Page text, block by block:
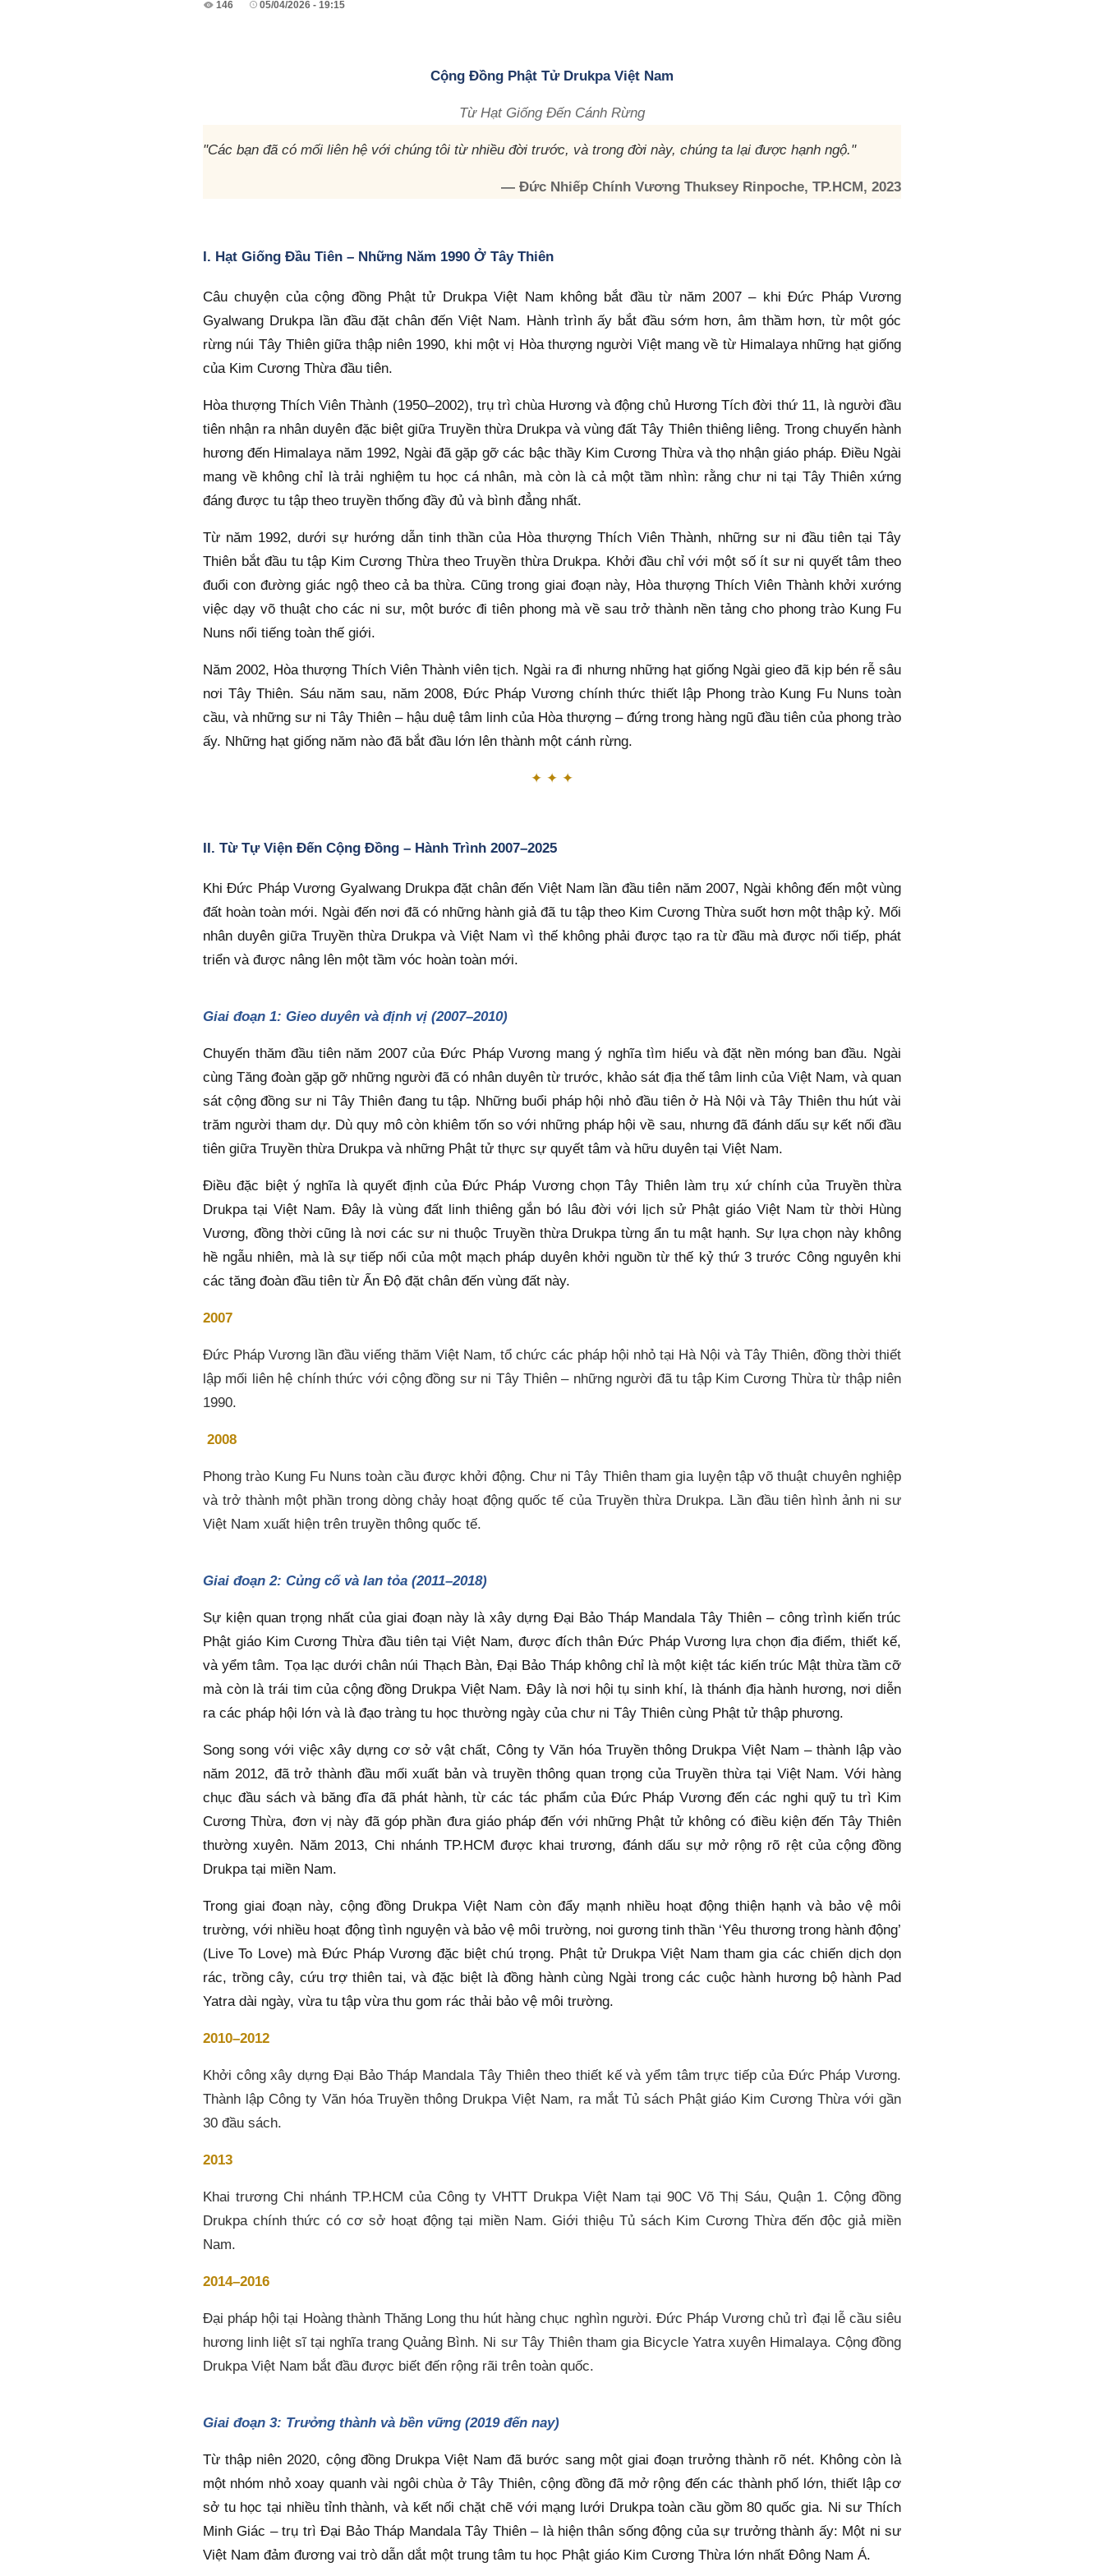
146 05/04/2026 - 19:15
Cộng Đồng Phật Tử Drukpa Việt Nam
Từ Hạt Giống Đến Cánh Rừng
"Các bạn đã có mối liên hệ với chúng tôi từ nhiều đời trước, và trong đời này, chúng ta lại được hạnh ngộ."
— Đức Nhiếp Chính Vương Thuksey Rinpoche, TP.HCM, 2023
I. Hạt Giống Đầu Tiên – Những Năm 1990 Ở Tây Thiên
Câu chuyện của cộng đồng Phật tử Drukpa Việt Nam không bắt đầu từ năm 2007 – khi Đức Pháp Vương
Gyalwang Drukpa lần đầu đặt chân đến Việt Nam. Hành trình ấy bắt đầu sớm hơn, âm thầm hơn, từ một góc
rừng núi Tây Thiên giữa thập niên 1990, khi một vị Hòa thượng người Việt mang về từ Himalaya những hạt giống
của Kim Cương Thừa đầu tiên.
Hòa thượng Thích Viên Thành (1950–2002), trụ trì chùa Hương và động chủ Hương Tích đời thứ 11, là người đầu
tiên nhận ra nhân duyên đặc biệt giữa Truyền thừa Drukpa và vùng đất Tây Thiên thiêng liêng. Trong chuyến hành
hương đến Himalaya năm 1992, Ngài đã gặp gỡ các bậc thầy Kim Cương Thừa và thọ nhận giáo pháp. Điều Ngài
mang về không chỉ là trải nghiệm tu học cá nhân, mà còn là cả một tầm nhìn: rằng chư ni tại Tây Thiên xứng
đáng được tu tập theo truyền thống đầy đủ và bình đẳng nhất.
Từ năm 1992, dưới sự hướng dẫn tinh thần của Hòa thượng Thích Viên Thành, những sư ni đầu tiên tại Tây
Thiên bắt đầu tu tập Kim Cương Thừa theo Truyền thừa Drukpa. Khởi đầu chỉ với một số ít sư ni quyết tâm theo
đuổi con đường giác ngộ theo cả ba thừa. Cũng trong giai đoạn này, Hòa thượng Thích Viên Thành khởi xướng
việc dạy võ thuật cho các ni sư, một bước đi tiên phong mà về sau trở thành nền tảng cho phong trào Kung Fu
Nuns nổi tiếng toàn thế giới.
Năm 2002, Hòa thượng Thích Viên Thành viên tịch. Ngài ra đi nhưng những hạt giống Ngài gieo đã kịp bén rễ sâu
nơi Tây Thiên. Sáu năm sau, năm 2008, Đức Pháp Vương chính thức thiết lập Phong trào Kung Fu Nuns toàn
cầu, và những sư ni Tây Thiên – hậu duệ tâm linh của Hòa thượng – đứng trong hàng ngũ đầu tiên của phong trào
ấy. Những hạt giống năm nào đã bắt đầu lớn lên thành một cánh rừng.
✦ ✦ ✦
II. Từ Tự Viện Đến Cộng Đồng – Hành Trình 2007–2025
Khi Đức Pháp Vương Gyalwang Drukpa đặt chân đến Việt Nam lần đầu tiên năm 2007, Ngài không đến một vùng
đất hoàn toàn mới. Ngài đến nơi đã có những hành giả đã tu tập theo Kim Cương Thừa suốt hơn một thập kỷ. Mối
nhân duyên giữa Truyền thừa Drukpa và Việt Nam vì thế không phải được tạo ra từ đầu mà được nối tiếp, phát
triển và được nâng lên một tầm vóc hoàn toàn mới.
Giai đoạn 1: Gieo duyên và định vị (2007–2010)
Chuyến thăm đầu tiên năm 2007 của Đức Pháp Vương mang ý nghĩa tìm hiểu và đặt nền móng ban đầu. Ngài
cùng Tăng đoàn gặp gỡ những người đã có nhân duyên từ trước, khảo sát địa thế tâm linh của Việt Nam, và quan
sát cộng đồng sư ni Tây Thiên đang tu tập. Những buổi pháp hội nhỏ đầu tiên ở Hà Nội và Tây Thiên thu hút vài
trăm người tham dự. Dù quy mô còn khiêm tốn so với những pháp hội về sau, nhưng đã đánh dấu sự kết nối đầu
tiên giữa Truyền thừa Drukpa và những Phật tử thực sự quyết tâm và hữu duyên tại Việt Nam.
Điều đặc biệt ý nghĩa là quyết định của Đức Pháp Vương chọn Tây Thiên làm trụ xứ chính của Truyền thừa
Drukpa tại Việt Nam. Đây là vùng đất linh thiêng gắn bó lâu đời với lịch sử Phật giáo Việt Nam từ thời Hùng
Vương, đồng thời cũng là nơi các sư ni thuộc Truyền thừa Drukpa từng ẩn tu mật hạnh. Sự lựa chọn này không
hề ngẫu nhiên, mà là sự tiếp nối của một mạch pháp duyên khởi nguồn từ thế kỷ thứ 3 trước Công nguyên khi
các tăng đoàn đầu tiên từ Ấn Độ đặt chân đến vùng đất này.
2007
Đức Pháp Vương lần đầu viếng thăm Việt Nam, tổ chức các pháp hội nhỏ tại Hà Nội và Tây Thiên, đồng thời thiết
lập mối liên hệ chính thức với cộng đồng sư ni Tây Thiên – những người đã tu tập Kim Cương Thừa từ thập niên
1990.
2008
Phong trào Kung Fu Nuns toàn cầu được khởi động. Chư ni Tây Thiên tham gia luyện tập võ thuật chuyên nghiệp
và trở thành một phần trong dòng chảy hoạt động quốc tế của Truyền thừa Drukpa. Lần đầu tiên hình ảnh ni sư
Việt Nam xuất hiện trên truyền thông quốc tế.
Giai đoạn 2: Củng cố và lan tỏa (2011–2018)
Sự kiện quan trọng nhất của giai đoạn này là xây dựng Đại Bảo Tháp Mandala Tây Thiên – công trình kiến trúc
Phật giáo Kim Cương Thừa đầu tiên tại Việt Nam, được đích thân Đức Pháp Vương lựa chọn địa điểm, thiết kế,
và yểm tâm. Tọa lạc dưới chân núi Thạch Bàn, Đại Bảo Tháp không chỉ là một kiệt tác kiến trúc Mật thừa tầm cỡ
mà còn là trái tim của cộng đồng Drukpa Việt Nam. Đây là nơi hội tụ sinh khí, là thánh địa hành hương, nơi diễn
ra các pháp hội lớn và là đạo tràng tu học thường ngày của chư ni Tây Thiên cùng Phật tử thập phương.
Song song với việc xây dựng cơ sở vật chất, Công ty Văn hóa Truyền thông Drukpa Việt Nam – thành lập vào
năm 2012, đã trở thành đầu mối xuất bản và truyền thông quan trọng của Truyền thừa tại Việt Nam. Với hàng
chục đầu sách và băng đĩa đã phát hành, từ các tác phẩm của Đức Pháp Vương đến các nghi quỹ tu trì Kim
Cương Thừa, đơn vị này đã góp phần đưa giáo pháp đến với những Phật tử không có điều kiện đến Tây Thiên
thường xuyên. Năm 2013, Chi nhánh TP.HCM được khai trương, đánh dấu sự mở rộng rõ rệt của cộng đồng
Drukpa tại miền Nam.
Trong giai đoạn này, cộng đồng Drukpa Việt Nam còn đẩy mạnh nhiều hoạt động thiện hạnh và bảo vệ môi
trường, với nhiều hoạt động tình nguyện và bảo vệ môi trường, noi gương tinh thần ‘Yêu thương trong hành động’
(Live To Love) mà Đức Pháp Vương đặc biệt chú trọng. Phật tử Drukpa Việt Nam tham gia các chiến dịch dọn
rác, trồng cây, cứu trợ thiên tai, và đặc biệt là đồng hành cùng Ngài trong các cuộc hành hương bộ hành Pad
Yatra dài ngày, vừa tu tập vừa thu gom rác thải bảo vệ môi trường.
2010–2012
Khởi công xây dựng Đại Bảo Tháp Mandala Tây Thiên theo thiết kế và yểm tâm trực tiếp của Đức Pháp Vương.
Thành lập Công ty Văn hóa Truyền thông Drukpa Việt Nam, ra mắt Tủ sách Phật giáo Kim Cương Thừa với gần
30 đầu sách.
2013
Khai trương Chi nhánh TP.HCM của Công ty VHTT Drukpa Việt Nam tại 90C Võ Thị Sáu, Quận 1. Cộng đồng
Drukpa chính thức có cơ sở hoạt động tại miền Nam. Giới thiệu Tủ sách Kim Cương Thừa đến độc giả miền
Nam.
2014–2016
Đại pháp hội tại Hoàng thành Thăng Long thu hút hàng chục nghìn người. Đức Pháp Vương chủ trì đại lễ cầu siêu
hương linh liệt sĩ tại nghĩa trang Quảng Bình. Ni sư Tây Thiên tham gia Bicycle Yatra xuyên Himalaya. Cộng đồng
Drukpa Việt Nam bắt đầu được biết đến rộng rãi trên toàn quốc.
Giai đoạn 3: Trưởng thành và bền vững (2019 đến nay)
Từ thập niên 2020, cộng đồng Drukpa Việt Nam đã bước sang một giai đoạn trưởng thành rõ nét. Không còn là
một nhóm nhỏ xoay quanh vài ngôi chùa ở Tây Thiên, cộng đồng đã mở rộng đến các thành phố lớn, thiết lập cơ
sở tu học tại nhiều tỉnh thành, và kết nối chặt chẽ với mạng lưới Drukpa toàn cầu gồm 80 quốc gia. Ni sư Thích
Minh Giác – trụ trì Đại Bảo Tháp Mandala Tây Thiên – là hiện thân sống động của sự trưởng thành ấy: Một ni sư
Việt Nam đảm đương vai trò dẫn dắt một trung tâm tu học Phật giáo Kim Cương Thừa lớn nhất Đông Nam Á.